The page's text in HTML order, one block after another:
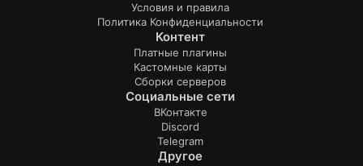
Условия и правила
Политика Конфиденциальности
Контент
Платные плагины
Кастомные карты
Сборки серверов
Социальные сети
ВКонтакте
Discord
Telegram
Другое